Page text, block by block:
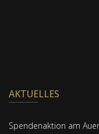
AKTUELLES
Spendenaktion am